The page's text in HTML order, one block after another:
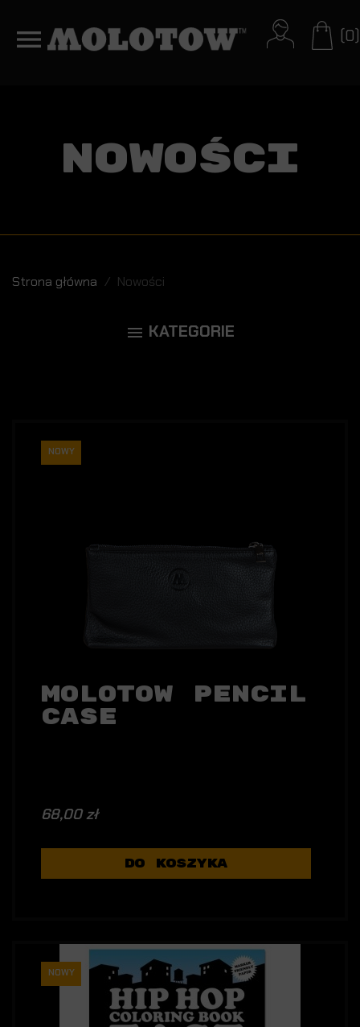
(0)
Nowości
Strona główna Nowości
 KATEGORIE
Molotow Pencil
Case
68,00 zł
DO KOSZYKA
NOWY
NOWY